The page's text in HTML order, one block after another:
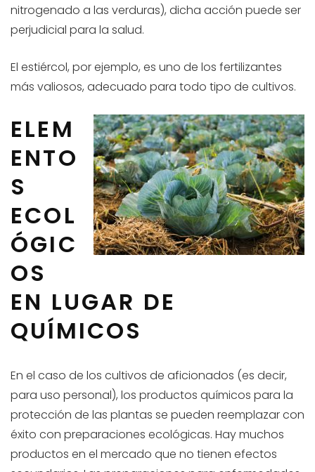
nitrogenado a las verduras), dicha acción puede ser
perjudicial para la salud.
El estiércol, por ejemplo, es uno de los fertilizantes
más valiosos, adecuado para todo tipo de cultivos.
ELEM
ENTO
S
ECOL
ÓGIC
OS
EN LUGAR DE
QUÍMICOS
En el caso de los cultivos de aficionados (es decir,
para uso personal), los productos químicos para la
protección de las plantas se pueden reemplazar con
éxito con preparaciones ecológicas. Hay muchos
productos en el mercado que no tienen efectos